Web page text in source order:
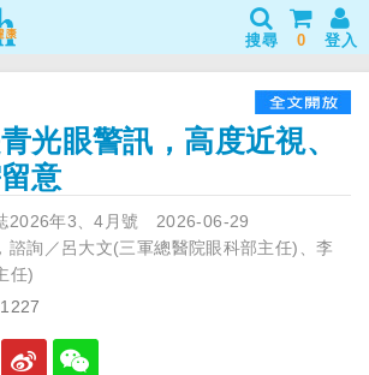
搜尋 0 登入
光眼警訊，高度近視、
意
2026年3、4月號 2026-06-29
諮詢／呂大文(三軍總醫院眼科部主任)、李
任)